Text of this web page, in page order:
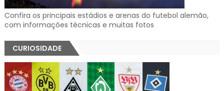
Confira os principais estádios e arenas do futebol alemão,
com informações técnicas e muitas fotos
CURIOSIDADE